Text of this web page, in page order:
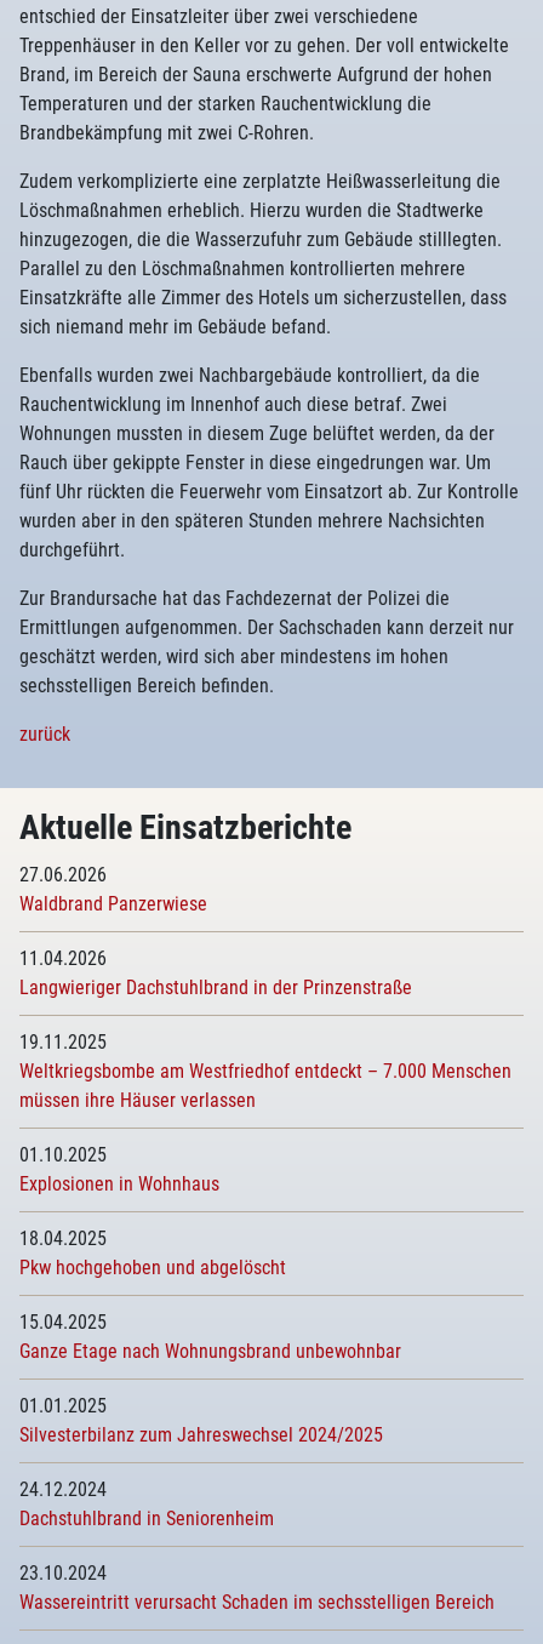
entschied der Einsatzleiter über zwei verschiedene
Treppenhäuser in den Keller vor zu gehen. Der voll entwickelte
Brand, im Bereich der Sauna erschwerte Aufgrund der hohen
Temperaturen und der starken Rauchentwicklung die
Brandbekämpfung mit zwei C-Rohren.
Zudem verkomplizierte eine zerplatzte Heißwasserleitung die
Löschmaßnahmen erheblich. Hierzu wurden die Stadtwerke
hinzugezogen, die die Wasserzufuhr zum Gebäude stilllegten.
Parallel zu den Löschmaßnahmen kontrollierten mehrere
Einsatzkräfte alle Zimmer des Hotels um sicherzustellen, dass
sich niemand mehr im Gebäude befand.
Ebenfalls wurden zwei Nachbargebäude kontrolliert, da die
Rauchentwicklung im Innenhof auch diese betraf. Zwei
Wohnungen mussten in diesem Zuge belüftet werden, da der
Rauch über gekippte Fenster in diese eingedrungen war. Um
fünf Uhr rückten die Feuerwehr vom Einsatzort ab. Zur Kontrolle
wurden aber in den späteren Stunden mehrere Nachsichten
durchgeführt.
Zur Brandursache hat das Fachdezernat der Polizei die
Ermittlungen aufgenommen. Der Sachschaden kann derzeit nur
geschätzt werden, wird sich aber mindestens im hohen
sechsstelligen Bereich befinden.
zurück
Aktuelle Einsatzberichte
27.06.2026
Waldbrand Panzerwiese
11.04.2026
Langwieriger Dachstuhlbrand in der Prinzenstraße
19.11.2025
Weltkriegsbombe am Westfriedhof entdeckt – 7.000 Menschen
müssen ihre Häuser verlassen
01.10.2025
Explosionen in Wohnhaus
18.04.2025
Pkw hochgehoben und abgelöscht
15.04.2025
Ganze Etage nach Wohnungsbrand unbewohnbar
01.01.2025
Silvesterbilanz zum Jahreswechsel 2024/2025
24.12.2024
Dachstuhlbrand in Seniorenheim
23.10.2024
Wassereintritt verursacht Schaden im sechsstelligen Bereich